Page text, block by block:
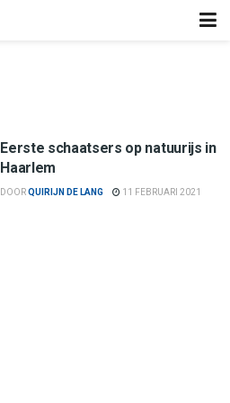
Eerste schaatsers op natuurijs in
Haarlem
DOORQUIRIJN DE LANG 11 FEBRUARI 2021